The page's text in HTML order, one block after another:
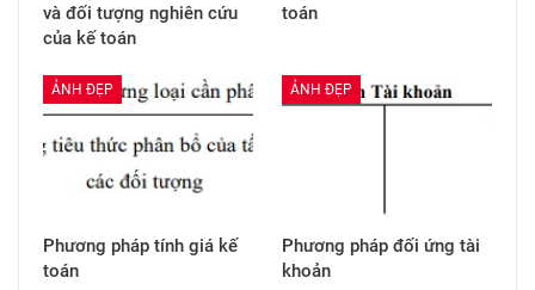
và đối tượng nghiên cứu
của kế toán
toán
ẢNH ĐẸP
Phương pháp tính giá kế
toán
ẢNH ĐẸP
Phương pháp đối ứng tài
khoản